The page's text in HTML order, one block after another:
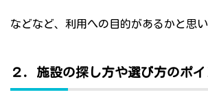
などなど、利用への目的があるかと思い
２．施設の探し方や選び方のポ